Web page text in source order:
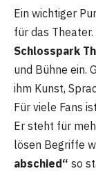
Ein wichtiger
für das
Schlosspark
und Bühne ein.
ihm Kunst,
Für viele Fans
Er steht für
lösen Begriffe
abschied“ so